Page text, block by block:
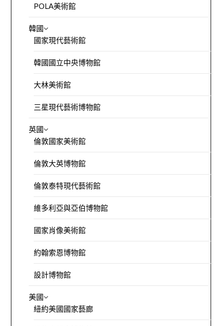
POLA美術館
韓國
國家現代藝術館
韓國國立中央博物館
大林美術館
三星現代藝術博物館
英國
倫敦國家美術館
倫敦大英博物館
倫敦泰特現代藝術館
維多利亞與亞伯博物館
國家肖像美術館
約翰索恩博物館
設計博物館
美國
紐約美國國家藝廊